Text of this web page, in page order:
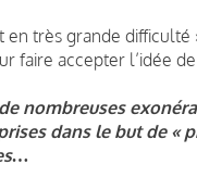
en très grande
faire accepter l’idée
nombreuses
dans le but de